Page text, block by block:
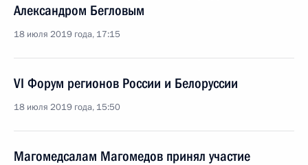
Александром Бегловым
18 июля 2019 года, 17:15
VI Форум регионов России и Белоруссии
18 июля 2019 года, 15:50
Магомедсалам Магомедов принял участие